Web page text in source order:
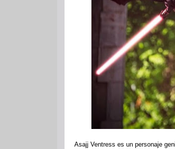
Asajj Ventress es un personaje